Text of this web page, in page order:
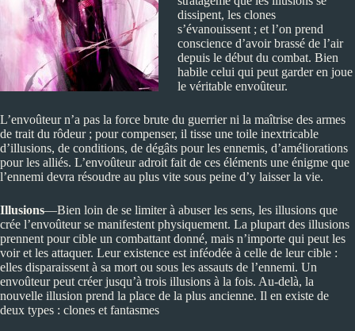
dissipent, les clones
s’évanouissent ; et l’on prend
conscience d’avoir brassé de l’air
depuis le début du combat. Bien
habile celui qui peut garder en joue
le véritable envoûteur.
L’envoûteur n’a pas la force brute du guerrier ni la maîtrise des armes
de trait du rôdeur ; pour compenser, il tisse une toile inextricable
d’illusions, de conditions, de dégâts pour les ennemis, d’améliorations
pour les alliés. L’envoûteur adroit fait de ces éléments une énigme que
l’ennemi devra résoudre au plus vite sous peine d’y laisser la vie.
Illusions—Bien loin de se limiter à abuser les sens, les illusions que
crée l’envoûteur se manifestent physiquement. La plupart des illusions
prennent pour cible un combattant donné, mais n’importe qui peut les
voir et les attaquer. Leur existence est inféodée à celle de leur cible :
elles disparaissent à sa mort ou sous les assauts de l’ennemi. Un
envoûteur peut créer jusqu’à trois illusions à la fois. Au-delà, la
nouvelle illusion prend la place de la plus ancienne. Il en existe de
deux types : clones et fantasmes